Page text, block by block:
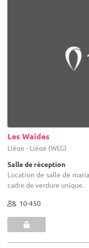
Les Waides
Liège - Liège (WLG)
Salle de réception
Location de salle de
cadre de verdure unique.
10-450